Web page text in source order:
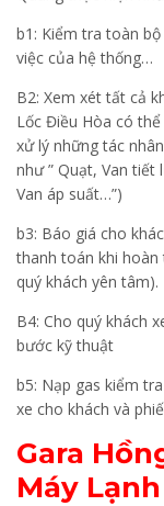
b1: Kiểm tra toàn
việc của hệ thống…
B2: Xem xét tất cả
Lốc Điều Hòa có
xử lý những tác
như ” Quạt, Van
Van áp suất…”)
b3: Báo giá cho
thanh toán khi hoàn
quý khách yên tâm).
B4: Cho quý khách
bước kỹ thuật
b5: Nạp gas kiểm
xe cho khách và
Gara
Máy